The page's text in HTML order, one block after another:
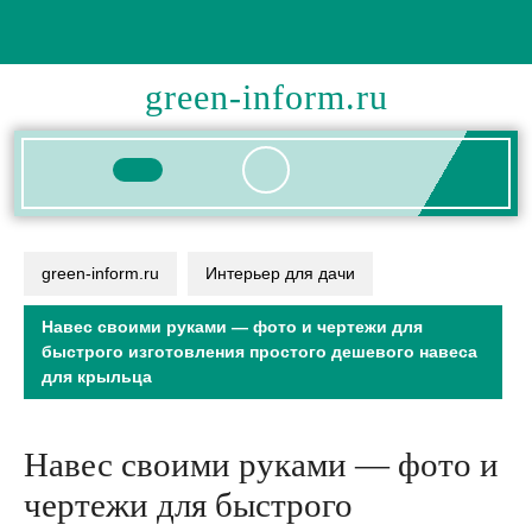
содержимому
green-inform.ru
Кнопка
green-inform.ru Интерьер для дачи
Навес своими руками — фото и чертежи для
быстрого изготовления простого дешевого навеса
для крыльца
Навес своими руками — фото и
чертежи для быстрого